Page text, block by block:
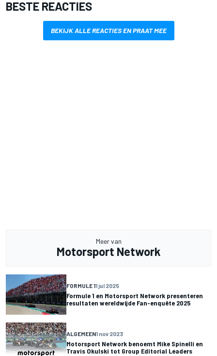
BESTE REACTIES
BEKIJK ALLE REACTIES EN PRAAT MEE
Meer van
Motorsport Network
FORMULE 11 jul 2025
Formule 1 en Motorsport Network presenteren
resultaten wereldwijde Fan-enquête 2025
ALGEMEEN1 nov 2023
Motorsport Network benoemt Mike Spinelli en
Travis Okulski tot Group Editorial Leaders